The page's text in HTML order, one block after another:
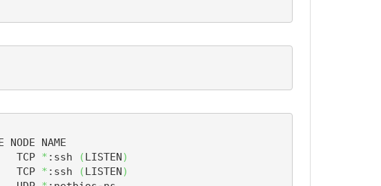
NAME
TCP
* :ssh (LISTEN)
TCP
* :ssh (LISTEN)